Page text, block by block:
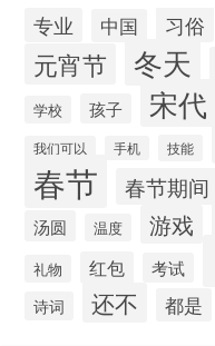
专业 中国 习俗
元宵节 冬天
学校 孩子 宋代
我们可以 手机 技能
春节 春节期间
汤圆 温度 游戏
礼物 红包 考试
诗词 还不 都是